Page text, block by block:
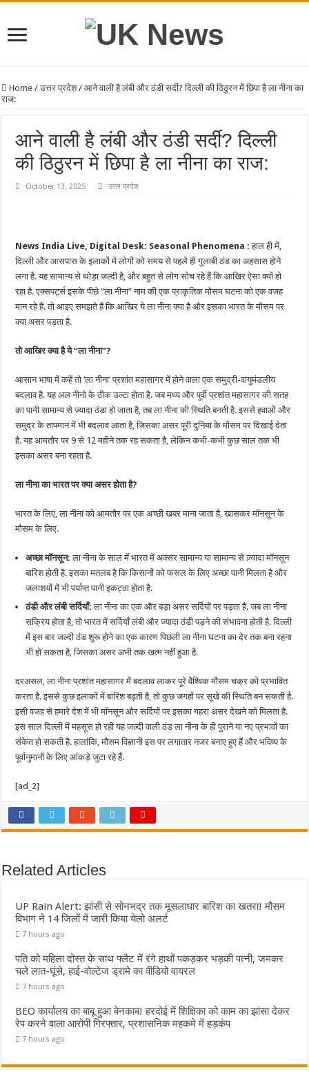
Home / उत्तर प्रदेश / आने वाली है लंबी और ठंडी सर्दी? दिल्ली की ठिठुरन में छिपा है ला नीना का
राज:
आने वाली है लंबी और ठंडी सर्दी? दिल्ली
की ठिठुरन में छिपा है ला नीना का राज:
October 13, 2025 उत्तर प्रदेश
News India Live, Digital Desk: Seasonal Phenomena :हाल ही में,
दिल्ली और आसपास के इलाकों में लोगों को समय से पहले ही गुलाबी ठंड का अहसास होने
लगा है. यह सामान्य से थोड़ा जल्दी है, और बहुत से लोग सोच रहे हैं कि आखिर ऐसा क्यों हो
रहा है. एक्सपर्ट्स इसके पीछे “ला नीना” नाम की एक प्राकृतिक मौसम घटना को एक वजह
मान रहे हैं. तो आइए समझते हैं कि आखिर ये ला नीना क्या है और इसका भारत के मौसम पर
क्या असर पड़ता है.
तो आखिर क्या है ये “ला नीना”?
आसान भाषा में कहें तो ‘ला नीना’ प्रशांत महासागर में होने वाला एक समुद्री-वायुमंडलीय
बदलाव है. यह अल नीनो के ठीक उल्टा होता है. जब मध्य और पूर्वी प्रशांत महासागर की सतह
का पानी सामान्य से ज्यादा ठंडा हो जाता है, तब ला नीना की स्थिति बनती है. इससे हवाओं और
समुद्र के तापमान में भी बदलाव आता है, जिसका असर पूरी दुनिया के मौसम पर दिखाई देता
है. यह आमतौर पर 9 से 12 महीने तक रह सकता है, लेकिन कभी-कभी कुछ साल तक भी
इसका असर बना रहता है.
ला नीना का भारत पर क्या असर होता है?
भारत के लिए, ला नीना को आमतौर पर एक अच्छी खबर माना जाता है, खासकर मॉनसून के
मौसम के लिए.
अच्छा मॉनसून: ला नीना के साल में भारत में अक्सर सामान्य या सामान्य से ज़्यादा मॉनसून
बारिश होती है. इसका मतलब है कि किसानों को फसल के लिए अच्छा पानी मिलता है और
जलाशयों में भी पर्याप्त पानी इकट्ठा होता है.
ठंडी और लंबी सर्दियाँ: ला नीना का एक और बड़ा असर सर्दियों पर पड़ता है. जब ला नीना
सक्रिय होता है, तो भारत में सर्दियाँ लंबी और ज्यादा ठंडी पड़ने की संभावना होती है. दिल्ली
में इस बार जल्दी ठंड शुरू होने का एक कारण पिछली ला नीना घटना का देर तक बना रहना
भी हो सकता है, जिसका असर अभी तक खत्म नहीं हुआ है.
दरअसल, ला नीना प्रशांत महासागर में बदलाव लाकर पूरे वैश्विक मौसम चक्र को प्रभावित
करता है. इससे कुछ इलाकों में बारिश बढ़ती है, तो कुछ जगहों पर सूखे की स्थिति बन सकती है.
इसी वजह से हमारे देश में भी मॉनसून और सर्दियों पर इसका गहरा असर देखने को मिलता है.
इस साल दिल्ली में महसूस हो रही यह जल्दी वाली ठंड ला नीना के ही पुराने या नए प्रभावों का
संकेत हो सकती है. हालांकि, मौसम विज्ञानी इस पर लगातार नजर बनाए हुए हैं और भविष्य के
पूर्वानुमानों के लिए आंकड़े जुटा रहे हैं.
[ad_2]
Related Articles
UP Rain Alert: झांसी से सोनभद्र तक मूसलाधार बारिश का खतरा! मौसम
विभाग ने 14 जिलों में जारी किया येलो अलर्ट
7 hours ago
पति को महिला दोस्त के साथ फ्लैट में रंगे हाथों पकड़कर भड़की पत्नी, जमकर
चले लात-घूंसे, हाई-वोल्टेज ड्रामे का वीडियो वायरल
7 hours ago
BEO कार्यालय का बाबू हुआ बेनकाब! हरदोई में शिक्षिका को काम का झांसा देकर
रेप करने वाला आरोपी गिरफ्तार, प्रशासनिक महकमे में हड़कंप
7 hours ago